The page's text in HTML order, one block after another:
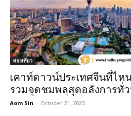
ท่องเที่ยว
เคาท์ดาวน์ประเทศจีนที่ไห
รวมจุดชมพลุสุดอลังการทั่ว
Aom Sin - October 21, 2025